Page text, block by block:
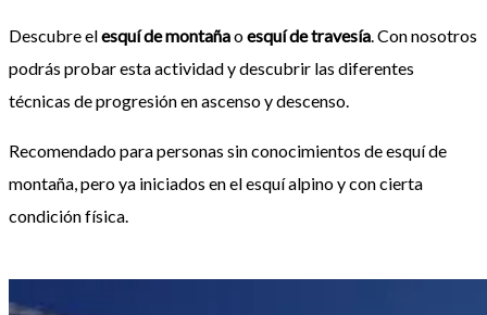
Descubre elesquí de montañaoesquí de travesía. Con nosotros
podrás probar esta actividad y descubrir las diferentes
técnicas de progresión en ascenso y descenso.
Recomendado para personas sin conocimientos de esquí de
montaña, pero ya iniciados en el esquí alpino y con cierta
condición física.